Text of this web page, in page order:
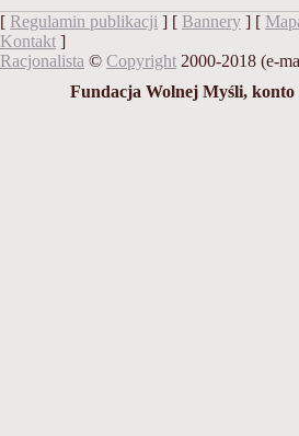
[ Regulamin publikacji ] [ Bannery ] [
Kontakt ]
Racjonalista © Copyright 2000-2018 (e-
Fundacja Wolnej Myśli, konto